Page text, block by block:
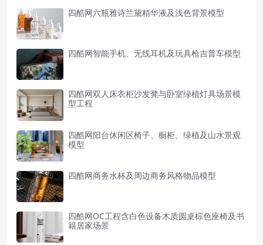
四酷网六瓶雅诗兰黛精华液及浅色背景模型
四酷网智能手机、无线耳机及玩具枪吉普车模型
四酷网双人床衣柜沙发凳与卧室绿植灯具场景模
型工程
四酷网阳台休闲区椅子、橱柜、绿植及山水景观
模型
四酷网商务水杯及周边商务风格物品模型
四酷网OC工程含白色设备木质圆桌棕色座椅及书
籍居家场景